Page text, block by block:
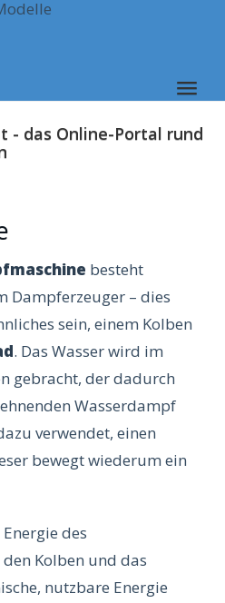
- das Online-Portal rund
besteht
Dampferzeuger – dies
sein, einem Kolben
. Das Wasser wird im
gebracht, der dadurch
Wasserdampf
verwendet, einen
bewegt wiederum ein
des
Kolben und das
nutzbare Energie